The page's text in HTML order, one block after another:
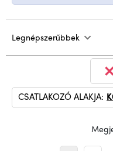
Legnépszerűbbek
CSATLAKOZÓ ALAKJA: